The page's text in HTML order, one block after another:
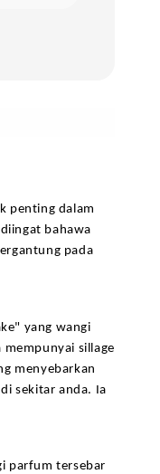
penting dalam
bahawa
pada
yang wangi
mempunyai sillage
menyebarkan
sekitar anda. Ia
parfum tersebar